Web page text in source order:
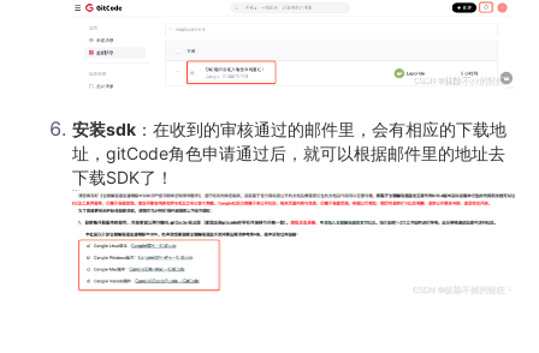
安装sdk ：在收到的审核通过的邮件里，会有相应的下载地
址，gitCode角色申请通过后，就可以根据邮件里的地址去
下载SDK了！